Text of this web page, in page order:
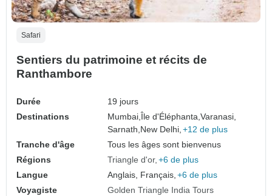
Safari
Sentiers du patrimoine et récits de
Ranthambore
Durée
19 jours
Destinations
Mumbai,Île d'Éléphanta,Varanasi,
Sarnath,New Delhi, +12 de plus
Tranche d'âge
Tous les âges sont bienvenus
Régions
Triangle d'or +6 de plus
Langue
Anglais, Français, +6 de plus
Voyagiste
Golden Triangle India Tours